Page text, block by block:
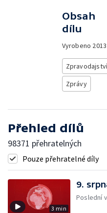
Obsah
dílu
Vyrobeno 2013
Zprávy
Přehled dílů
98371 přehratelných
Pouze přehratelné díly
3 min
9.
Poslední